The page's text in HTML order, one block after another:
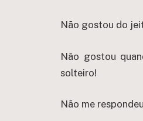
Não gostou do
Não gostou
solteiro!
Não me